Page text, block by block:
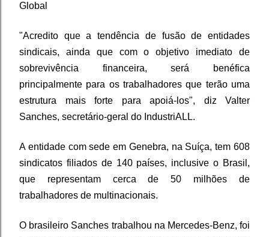
Global
"Acredito que a tendência de fusão de entidades
sindicais, ainda que com o objetivo imediato de
sobrevivência financeira, será benéfica
principalmente para os trabalhadores que terão uma
estrutura mais forte para apoiá-los", diz Valter
Sanches, secretário-geral do IndustriALL.
A entidade com sede em Genebra, na Suíça, tem 608
sindicatos filiados de 140 países, inclusive o Brasil,
que representam cerca de 50 milhões de
trabalhadores de multinacionais.
O brasileiro Sanches trabalhou na Mercedes-Benz, foi